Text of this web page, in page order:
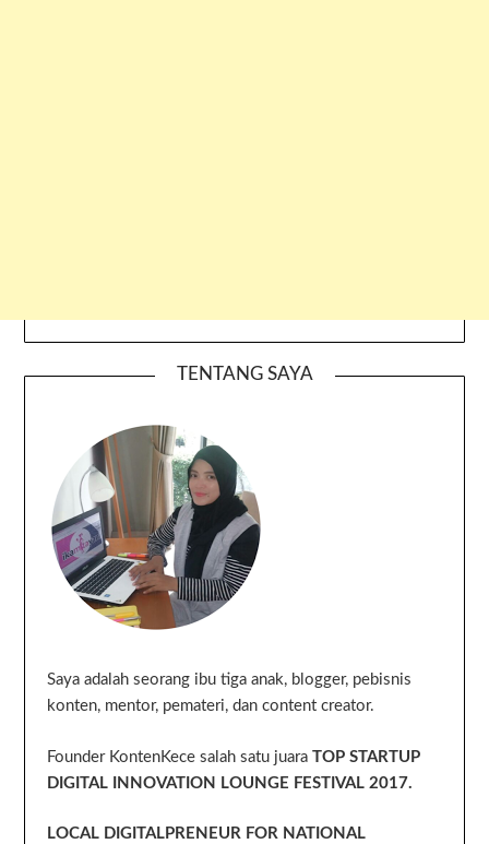
TENTANG SAYA
Saya adalah seorang ibu tiga anak, blogger, pebisnis
konten, mentor, pemateri, dan content creator.
Founder KontenKece salah satu juaraTOP STARTUP
DIGITAL INNOVATION LOUNGE FESTIVAL 2017.
LOCAL DIGITALPRENEUR FOR NATIONAL